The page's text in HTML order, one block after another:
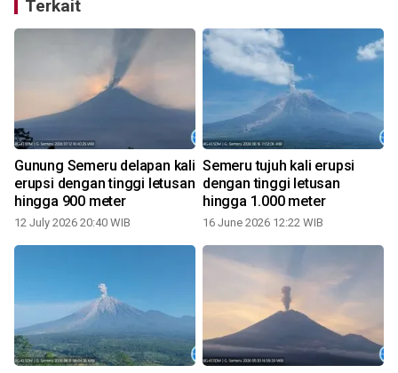
Terkait
Gunung Semeru delapan kali
erupsi dengan tinggi letusan
hingga 900 meter
12 July 2026 20:40 WIB
Semeru tujuh kali erupsi
dengan tinggi letusan
hingga 1.000 meter
16 June 2026 12:22 WIB